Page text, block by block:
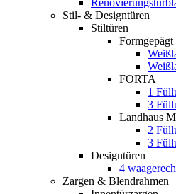
Stil- & Designtüren
Stiltüren
Formgepägt
FORTA
1
3
Landhaus
2
3
Designtüren
4
Zargen & Blendrahmen